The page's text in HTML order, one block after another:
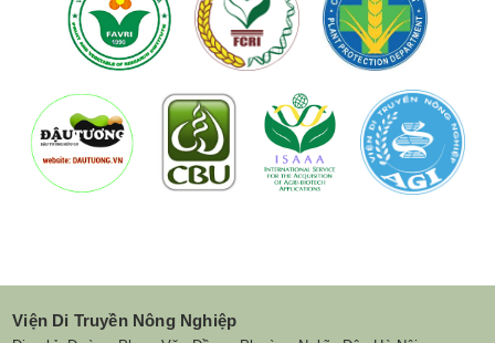
Viện Di Truyền Nông Nghiệp